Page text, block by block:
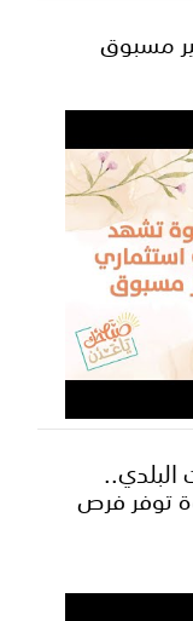
مسبوق
توفر فرص